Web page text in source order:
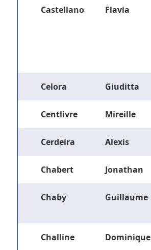
Castellano Flavia
Celora Giuditta
Centlivre Mireille
Cerdeira Alexis
Chabert Jonathan
Chaby Guillaume
Challine Dominique